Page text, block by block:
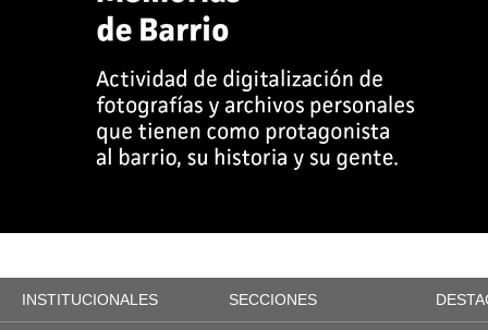
INSTITUCIONALES SECCIONES